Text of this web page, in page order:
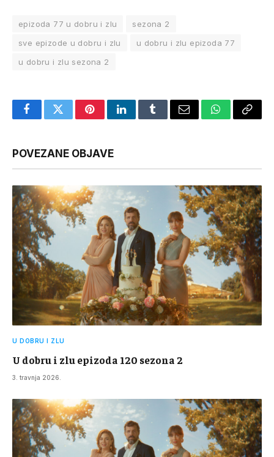
epizoda 77 u dobru i zlu
sezona 2
sve epizode u dobru i zlu
u dobru i zlu epizoda 77
u dobru i zlu sezona 2
FacebookTwitterPinterestLinkedInTumblrEmail WhatsApp
Copy
POVEZANE OBJAVE
U DOBRU I ZLU
U dobru i zlu epizoda 120 sezona 2
3. travnja 2026.